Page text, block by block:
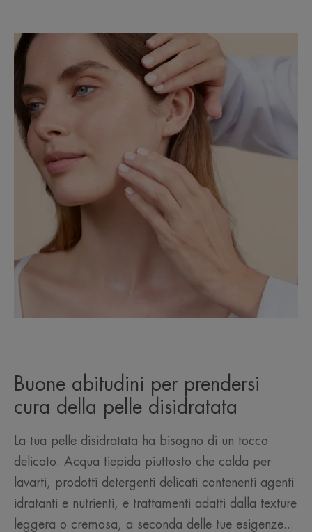
Buone abitudini per prendersi
cura della pelle disidratata
La tua pelle disidratata ha bisogno di un tocco
delicato. Acqua tiepida piuttosto che calda per
lavarti, prodotti detergenti delicati contenenti agenti
idratanti e nutrienti, e trattamenti adatti dalla texture
leggera o cremosa, a seconda delle tue esigenze...